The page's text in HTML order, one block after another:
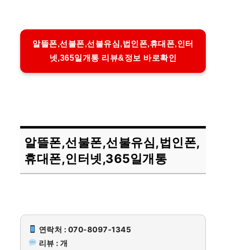
알뜰폰,선불폰,선불유심,법인폰,휴대폰,인터
넷,365일개통 리뷰&정보 바로확인
알뜰폰,선불폰,선불유심,법인폰,
휴대폰,인터넷,365일개통
연락처 : 070-8097-1345
리뷰 : 개